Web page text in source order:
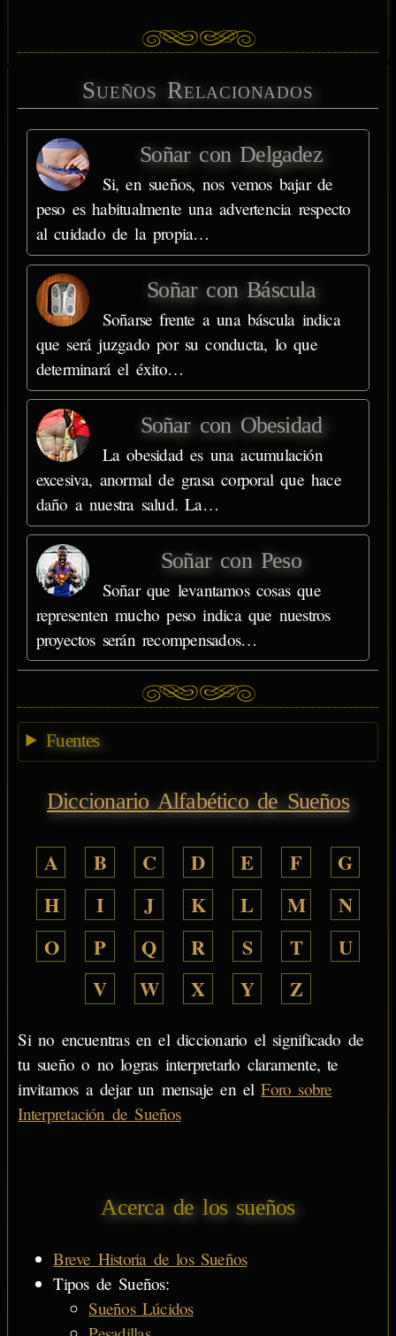
Sueños Relacionados
Soñar con Delgadez
Si, en sueños, nos vemos bajar de
peso es habitualmente una advertencia respecto
al cuidado de la propia…
Soñar con Báscula
Soñarse frente a una báscula indica
que será juzgado por su conducta, lo que
determinará el éxito…
Soñar con Obesidad
La obesidad es una acumulación
excesiva, anormal de grasa corporal que hace
daño a nuestra salud. La…
Soñar con Peso
Soñar que levantamos cosas que
representen mucho peso indica que nuestros
proyectos serán recompensados…
Fuentes
Diccionario Alfabético de Sueños
A B C D E F
G
H
I J K L M
N
O
P Q R S T
U
V
W X Y Z
Si no encuentras en el diccionario el significado de
tu sueño o no logras interpretarlo claramente, te
invitamos a dejar un mensaje en elForo sobre
Interpretación de Sueños
Acerca de los sueños
Breve Historia de los Sueños
Tipos de Sueños:
Sueños Lúcidos